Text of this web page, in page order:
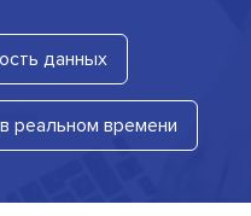
данных
реальном времени